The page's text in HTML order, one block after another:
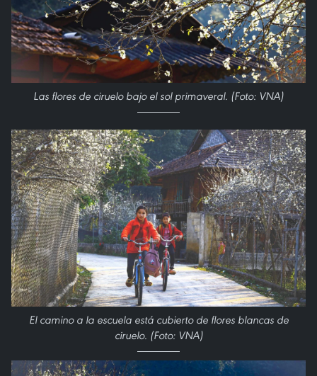
Las flores de ciruelo bajo el sol primaveral. (Foto: VNA)
El camino a la escuela está cubierto de flores blancas de
ciruelo. (Foto: VNA)